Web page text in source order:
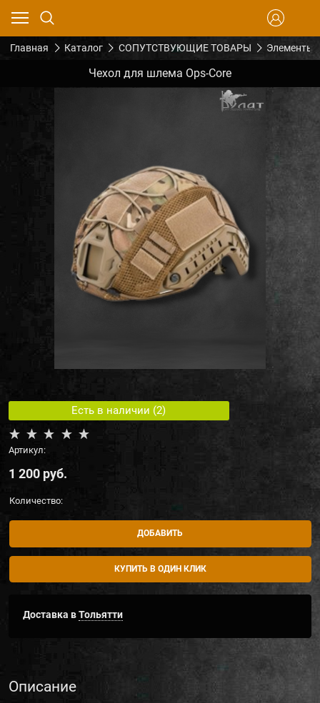
Главная Каталог СОПУТСТВУЮЩИЕ ТОВАРЫ Элементы
Чехол для шлема Ops-Core
Есть в наличии (2)
Артикул:
1 200 руб.
Количество:
ДОБАВИТЬ
КУПИТЬ В ОДИН КЛИК
Доставка вТольятти
Описание